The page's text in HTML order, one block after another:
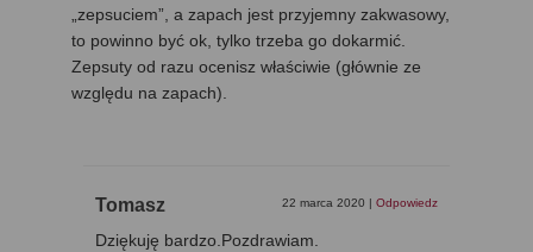
„zepsuciem”, a zapach jest przyjemny zakwasowy,
to powinno być ok, tylko trzeba go dokarmić.
Zepsuty od razu ocenisz właściwie (głównie ze
względu na zapach).
Tomasz 22 marca 2020 | Odpowiedz
Dziękuję bardzo.Pozdrawiam.